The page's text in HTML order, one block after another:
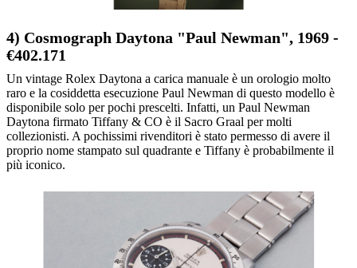
4) Cosmograph Daytona "Paul Newman", 1969 -
€402.171
Un vintage Rolex Daytona a carica manuale è un orologio molto
raro e la cosiddetta esecuzione Paul Newman di questo modello è
disponibile solo per pochi prescelti. Infatti, un Paul Newman
Daytona firmato Tiffany & CO è il Sacro Graal per molti
collezionisti. A pochissimi rivenditori è stato permesso di avere il
proprio nome stampato sul quadrante e Tiffany è probabilmente il
più iconico.